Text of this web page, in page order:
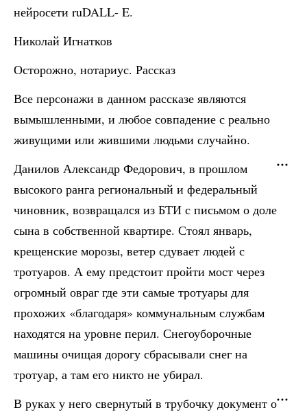
нейросети ruDALL- E.
Николай Игнатков
Осторожно, нотариус. Рассказ
Все персонажи в данном рассказе являются
вымышленными, и любое совпадение с реально
живущими или жившими людьми случайно.
Данилов Александр Федорович, в прошлом
высокого ранга региональный и федеральный
чиновник, возвращался из БТИ с письмом о доле
сына в собственной квартире. Стоял январь,
крещенские морозы, ветер сдувает людей с
тротуаров. А ему предстоит пройти мост через
огромный овраг где эти самые тротуары для
прохожих «благодаря» коммунальным службам
находятся на уровне перил. Снегоуборочные
машины очищая дорогу сбрасывали снег на
тротуар, а там его никто не убирал.
В руках у него свернутый в трубочку документ о